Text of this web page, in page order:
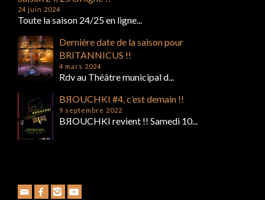
24 juin 2024
Toute la saison 24/25 en ligne...
Dernière date de la saison pour
BRITANNICUS !!
4 mars 2024
Rdv au Théâtre municipal d...
BЯOUCHKI #4, c’est demain !!
9 septembre 2022
BЯOUCHKI revient !! Samedi 10...